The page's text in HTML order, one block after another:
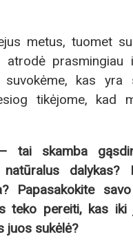
metus, tuomet
atrodė prasmingiau
kas yra
tikėjome, kad
tai skamba
dalykas?
Papasakokite
teko pereiti, kas iki
juos sukėlė?